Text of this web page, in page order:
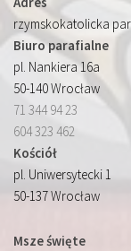
rzymskokatolicka
Biuro parafialne
pl. Nankiera 16a
50-140 Wrocław
71 344 94 23
604 323 462
Kościół
pl. Uniwersytecki 1
50-137 Wrocław
Msze święte